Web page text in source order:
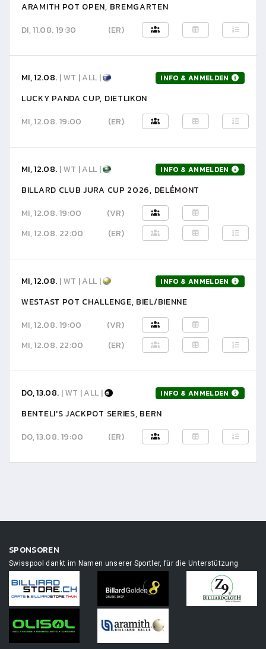
ARAMITH POT OPEN, BREMGARTEN
DI, 11.08. 19:30
(ER)
MI, 12.08. | WT | ALL | INFO & ANMELDEN
LUCKY PANDA CUP, DIETLIKON
MI, 12.08. 19:00
(ER)
MI, 12.08. | WT | ALL | INFO & ANMELDEN
BILLARD CLUB JURA CUP 2026, DELÉMONT
MI, 12.08. 19:00
(VR)
MI, 12.08. 22:00
(ER)
MI, 12.08. | WT | ALL | INFO & ANMELDEN
WESTAST POT CHALLENGE, BIEL/BIENNE
MI, 12.08. 19:00
(VR)
MI, 12.08. 22:00
(ER)
DO, 13.08. | WT | ALL | INFO & ANMELDEN
BENTELI'S JACKPOT SERIES, BERN
DO, 13.08. 19:00
(ER)
SPONSOREN
Swisspool dankt im Namen unserer Sportler, für die Unterstützung